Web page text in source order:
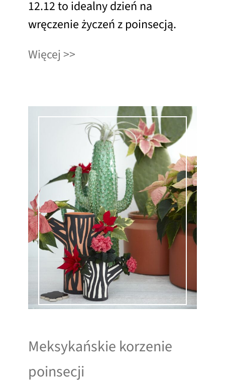
12.12 to idealny dzień na
wręczenie życzeń z poinsecją.
Więcej
Meksykańskie korzenie
poinsecji